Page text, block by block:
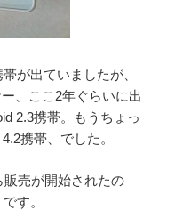
が出ていましたが、
、ここ2年ぐらいに出
2.3携帯。もうちょっ
携帯、でした。
売が開始されたの
す。